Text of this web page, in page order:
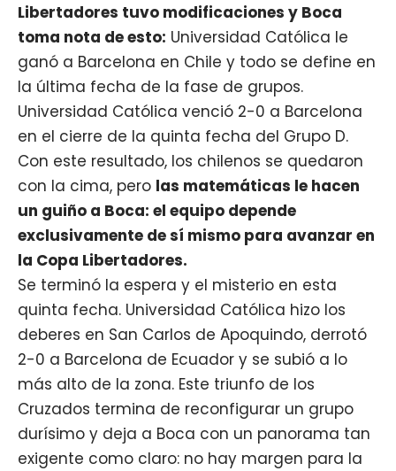
Libertadores tuvo modificaciones y Boca
toma nota de esto: Universidad Católica le
ganó a Barcelona en Chile y todo se define en
la última fecha de la fase de grupos.
Universidad Católica venció 2-0 a Barcelona
en el cierre de la quinta fecha del Grupo D.
Con este resultado, los chilenos se quedaron
con la cima, pero las matemáticas le hacen
un guiño a Boca: el equipo depende
exclusivamente de sí mismo para avanzar en
la Copa Libertadores.
Se terminó la espera y el misterio en esta
quinta fecha. Universidad Católica hizo los
deberes en San Carlos de Apoquindo, derrotó
2-0 a Barcelona de Ecuador y se subió a lo
más alto de la zona. Este triunfo de los
Cruzados termina de reconfigurar un grupo
durísimo y deja a Boca con un panorama tan
exigente como claro: no hay margen para la